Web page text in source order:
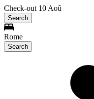
Check-out 10 Aoû
Search
Rome
Search